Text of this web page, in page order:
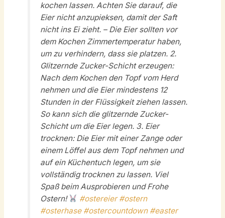
kochen lassen. Achten Sie darauf, die
Eier nicht anzupieksen, damit der Saft
nicht ins Ei zieht. – Die Eier sollten vor
dem Kochen Zimmertemperatur haben,
um zu verhindern, dass sie platzen. 2.
Glitzernde Zucker-Schicht erzeugen:
Nach dem Kochen den Topf vom Herd
nehmen und die Eier mindestens 12
Stunden in der Flüssigkeit ziehen lassen.
So kann sich die glitzernde Zucker-
Schicht um die Eier legen. 3. Eier
trocknen: Die Eier mit einer Zange oder
einem Löffel aus dem Topf nehmen und
auf ein Küchentuch legen, um sie
vollständig trocknen zu lassen. Viel
Spaß beim Ausprobieren und Frohe
Ostern!
#ostereier #ostern
#osterhase #ostercountdown #easter